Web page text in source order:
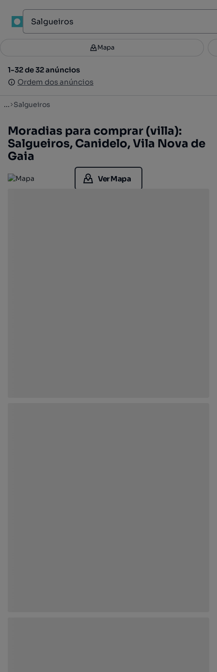
Filtros 3
1-32 de 32 anúncios
Ordem dos anúncios
Mapa
1-32 de 32 anúncios
Ordem dos anúncios
... Salgueiros
Moradias para comprar (villa):
Salgueiros, Canidelo, Vila Nova de
Gaia
Ver Mapa